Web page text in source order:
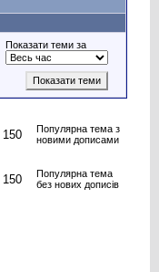
Показати теми за
Популярна тема з
новими дописами
Популярна тема
без нових дописів